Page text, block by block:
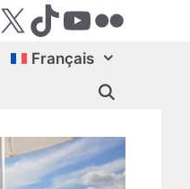
X (Twiter)
TikTok
YouTube
Flickr
Français